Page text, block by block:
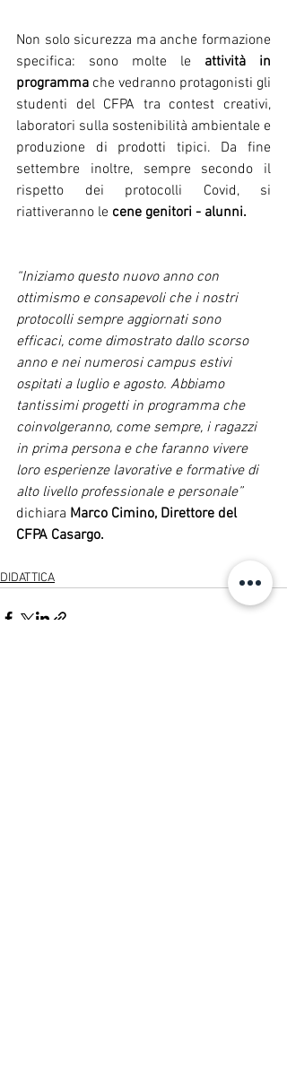
Non solo sicurezza ma anche formazione
specifica: sono molte le attività in
programma che vedranno protagonisti gli
studenti del CFPA tra contest creativi,
laboratori sulla sostenibilità ambientale e
produzione di prodotti tipici. Da fine
settembre inoltre, sempre secondo il
rispetto dei protocolli Covid, si
riattiveranno le cene genitori - alunni.
“Iniziamo questo nuovo anno con
ottimismo e consapevoli che i nostri
protocolli sempre aggiornati sono
efficaci, come dimostrato dallo scorso
anno e nei numerosi campus estivi
ospitati a luglio e agosto. Abbiamo
tantissimi progetti in programma che
coinvolgeranno, come sempre, i ragazzi
in prima persona e che faranno vivere
loro esperienze lavorative e formative di
alto livello professionale e personale”
dichiara Marco Cimino, Direttore del
CFPA Casargo.
DIDATTICA